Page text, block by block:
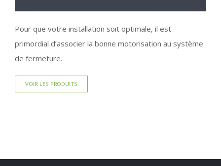
Pour que votre installation soit optimale, il est
primordial d’associer la bonne motorisation au système
de fermeture.
VOIR LES PRODUITS